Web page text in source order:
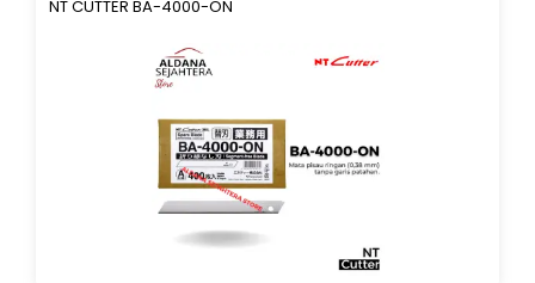
NT CUTTER BA-4000-ON